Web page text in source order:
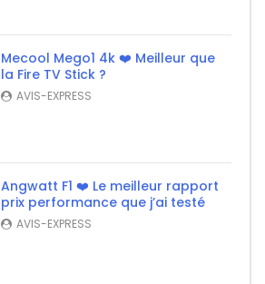
Mecool Mego1 4k ❤️ Meilleur que
la Fire TV Stick ?
AVIS-EXPRESS
Angwatt F1 ❤️ Le meilleur rapport
prix performance que j’ai testé
AVIS-EXPRESS